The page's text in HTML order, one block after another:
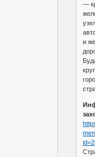
—
и